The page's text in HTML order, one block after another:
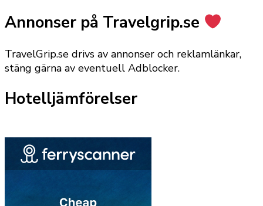
Annonser på Travelgrip.se
TravelGrip.se drivs av annonser och reklamlänkar,
stäng gärna av eventuell Adblocker.
Hotelljämförelser